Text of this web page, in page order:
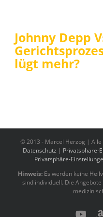
Johnny Depp
lügt mehr?
© 2013 - Marcel Herzog |
Datenschutz | Privatsphäre-
Privatsphäre-
Hinweis: Es werden keine
sind individuell. Die